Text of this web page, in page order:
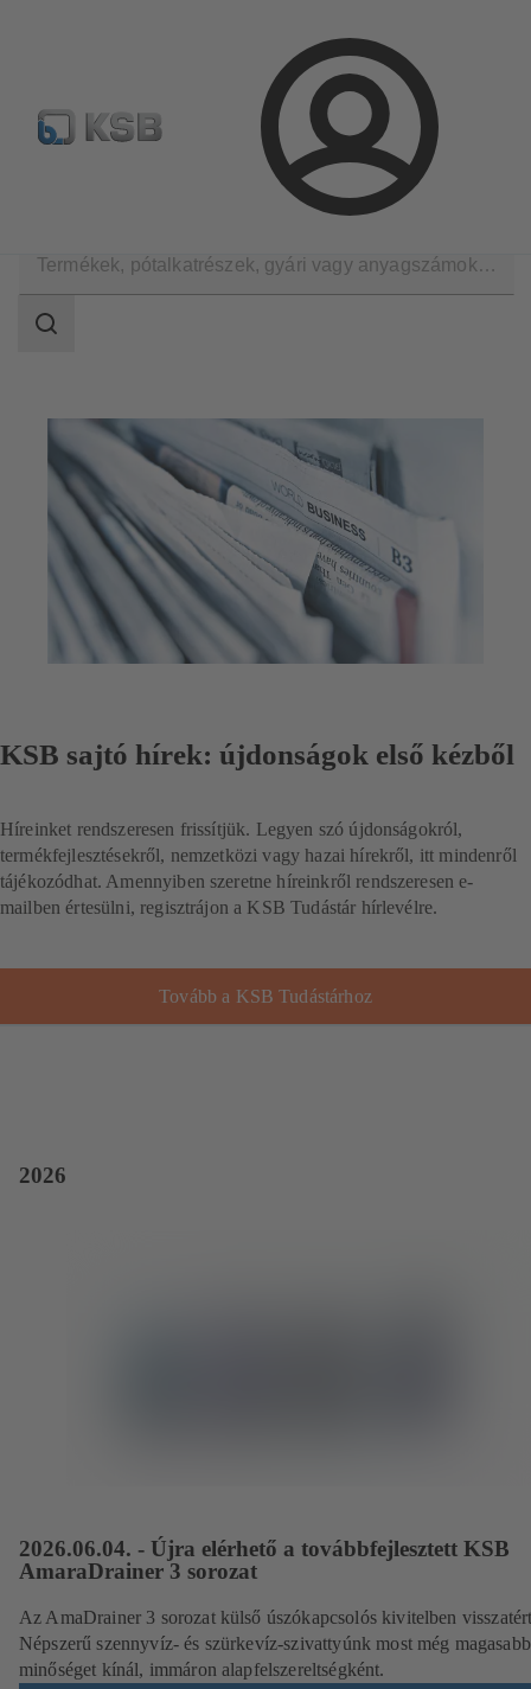
Bejelentkezés
Hírlevél Termékkonfiguráció Termékek keresése
tartomány
Keresési
KSB sajtó hírek: újdonságok első kézből
Híreinket rendszeresen frissítjük. Legyen szó újdonságokról,
termékfejlesztésekről, nemzetközi vagy hazai hírekről, itt mindenről
tájékozódhat. Amennyiben szeretne híreinkről rendszeresen e-
mailben értesülni, regisztrájon a KSB Tudástár hírlevélre.
Tovább a KSB Tudástárhoz
2026
2026.06.04. - Újra elérhető a továbbfejlesztett KSB
AmaraDrainer 3 sorozat
Az AmaDrainer 3 sorozat külső úszókapcsolós kivitelben
Népszerű szennyvíz- és szürkevíz-szivattyúnk most még magasabb
minőséget kínál, immáron alapfelszereltségként.